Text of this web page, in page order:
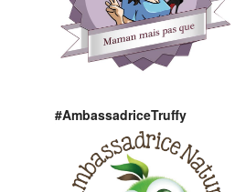
#AmbassadriceTruffy